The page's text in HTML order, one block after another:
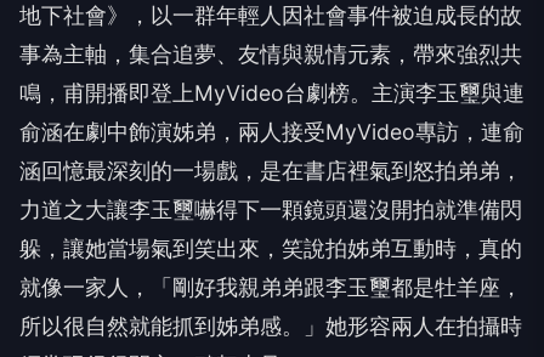
地下社會》， 以一群年輕人因社會事件被迫成長的故
事為主軸，集合追夢、 友情與親情元素，帶來強烈共
鳴， 甫開播即登上MyVideo台劇榜。 主演李玉璽與連
俞涵在劇中飾演姊弟， 兩人接受MyVideo專訪，連俞
涵回憶最深刻的一場戲， 是在書店裡氣到怒拍弟弟，
力道之大讓李玉璽嚇得下一顆鏡頭還沒開拍就準備閃
躲， 讓她當場氣到笑出來，笑說拍姊弟互動時，真的
就像一家人，「剛好我親弟弟跟李玉璽都是牡羊座，
所以很自然就能抓到姊弟感。」 她形容兩人在拍攝時